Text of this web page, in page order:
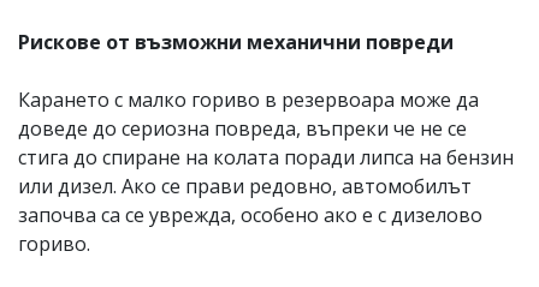
Рискове от възможни механични повреди
Карането с малко гориво в резервоара може да
доведе до сериозна повреда, въпреки че не се
стига до спиране на колата поради липса на бензин
или дизел. Ако се прави редовно, автомобилът
започва са се уврежда, особено ако е с дизелово
гориво.